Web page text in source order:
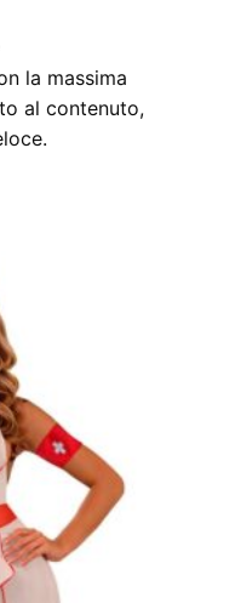
la massima
al contenuto,